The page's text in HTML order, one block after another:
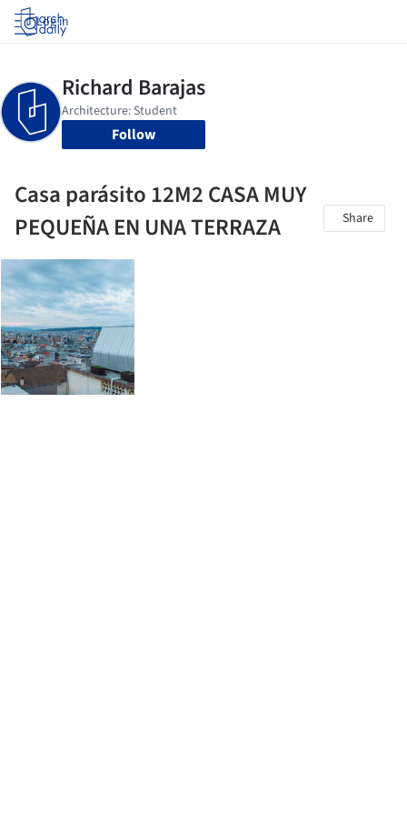
Log in
Follow
Casa parásito 12M2 CASA MUY
PEQUEÑA EN UNA TERRAZA
Share